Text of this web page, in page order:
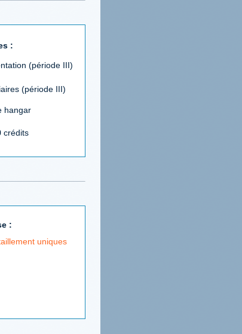
:
(période III)
(période III)
hangar
crédits
:
uniques